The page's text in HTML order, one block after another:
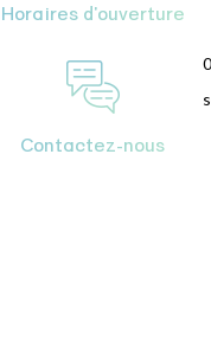
Horaires d'ouverture
Contactez-nous